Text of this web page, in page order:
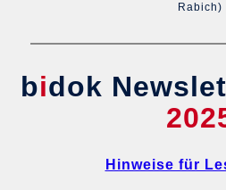
Rabich)
bidok
Hinweise für